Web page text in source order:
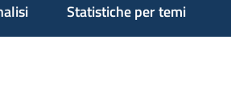
Statistiche per temi